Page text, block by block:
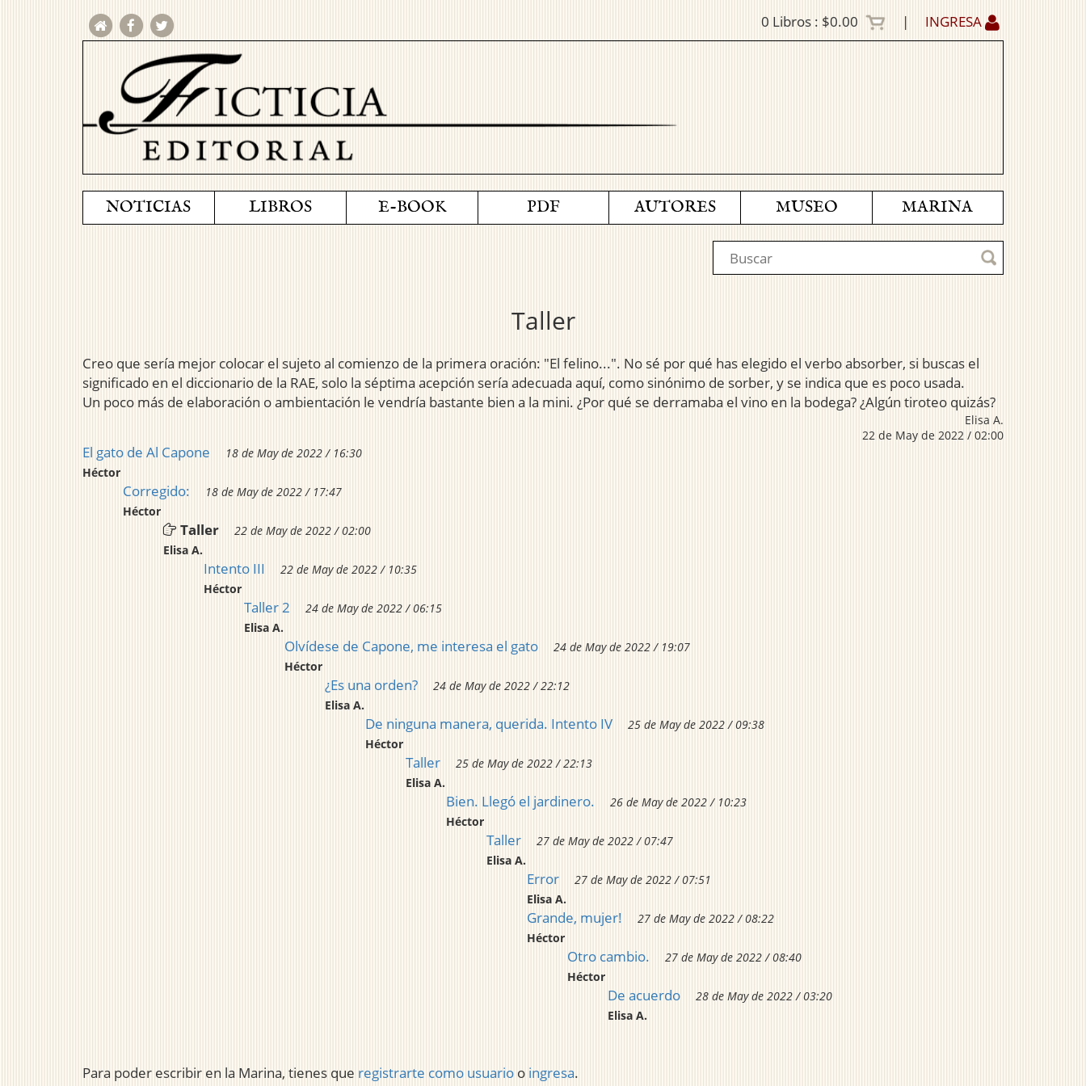
0 Libros : $0.00 | INGRESA
NOTICIAS LIBROS E-BOOK PDF AUTORES MUSEO MARINA
Taller
Creo que sería mejor colocar el sujeto al comienzo de la primera oración: "El felino...". No sé por qué has elegido el verbo absorber, si buscas el
significado en el diccionario de la RAE, solo la séptima acepción sería adecuada aquí, como sinónimo de sorber, y se indica que es poco usada.
Un poco más de elaboración o ambientación le vendría bastante bien a la mini. ¿Por qué se derramaba el vino en la bodega? ¿Algún tiroteo quizás?
Elisa A.
22 de May de 2022 / 02:00
El gato de Al Capone
18 de May de 2022 / 16:30
Héctor
Corregido:
18 de May de 2022 / 17:47
Héctor
Taller
22 de May de 2022 / 02:00
Elisa A.
Intento III
22 de May de 2022 / 10:35
Héctor
Taller 2
24 de May de 2022 / 06:15
Elisa A.
Olvídese de Capone, me interesa el gato
24 de May de 2022 / 19:07
Héctor
¿Es una orden?
24 de May de 2022 / 22:12
Elisa A.
De ninguna manera, querida. Intento IV
25 de May de 2022 / 09:38
Héctor
Taller
25 de May de 2022 / 22:13
Elisa A.
Bien. Llegó el jardinero.
26 de May de 2022 / 10:23
Héctor
Taller
27 de May de 2022 / 07:47
Elisa A.
Error
27 de May de 2022 / 07:51
Elisa A.
Grande, mujer!
27 de May de 2022 / 08:22
Héctor
Otro cambio.
27 de May de 2022 / 08:40
Héctor
De acuerdo
28 de May de 2022 / 03:20
Elisa A.
Para poder escribir en la Marina, tienes que registrarte como usuario o ingresa.